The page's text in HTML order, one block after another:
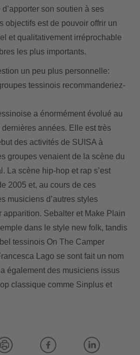
son soutien à ses
objectifs est de pouvoir offrir un
et qualitativement irréprochable
les plus importants.
un peu plus personnelle:
tessinois recommanderiez-
a énormément évolué au
années. Elle est très
des activités de SUISA à
groupes venaient de la scène du
La scène hip-hop et rap s’est
2005 et, au cours de ces
musiciens d’autres styles
apparition. Sebalter et Make Plain
dans le style new folk, tandis
tessinois On The Camper
Lago se sont fait un nom
également des musiciens issus
classique comme Sinplus et